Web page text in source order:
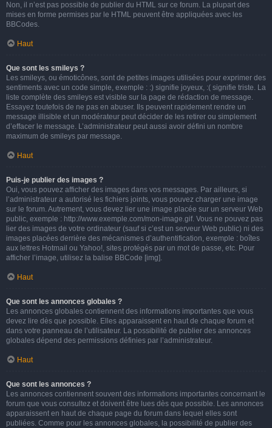
Non, il n’est pas possible de publier du HTML sur ce forum. La plupart des
mises en forme permises par le HTML peuvent être appliquées avec les
BBCodes.
Haut
Que sont les smileys ?
Les smileys, ou émoticônes, sont de petites images utilisées pour exprimer des
sentiments avec un code simple, exemple : :) signifie joyeux, :( signifie triste. La
liste complète des smileys est visible sur la page de rédaction de message.
Essayez toutefois de ne pas en abuser. Ils peuvent rapidement rendre un
message illisible et un modérateur peut décider de les retirer ou simplement
d’effacer le message. L’administrateur peut aussi avoir défini un nombre
maximum de smileys par message.
Haut
Puis-je publier des images ?
Oui, vous pouvez afficher des images dans vos messages. Par ailleurs, si
l’administrateur a autorisé les fichiers joints, vous pouvez charger une image
sur le forum. Autrement, vous devez lier une image placée sur un serveur Web
public, exemple : http://www.exemple.com/mon-image.gif. Vous ne pouvez pas
lier des images de votre ordinateur (sauf si c’est un serveur Web public) ni des
images placées derrière des mécanismes d’authentification, exemple : boîtes
aux lettres Hotmail ou Yahoo!, sites protégés par un mot de passe, etc. Pour
afficher l’image, utilisez la balise BBCode [img].
Haut
Que sont les annonces globales ?
Les annonces globales contiennent des informations importantes que vous
devez lire dès que possible. Elles apparaissent en haut de chaque forum et
dans votre panneau de l’utilisateur. La possibilité de publier des annonces
globales dépend des permissions définies par l’administrateur.
Haut
Que sont les annonces ?
Les annonces contiennent souvent des informations importantes concernant le
forum que vous consultez et doivent être lues dès que possible. Les annonces
apparaissent en haut de chaque page du forum dans lequel elles sont
publiées. Comme pour les annonces globales, la possibilité de publier des